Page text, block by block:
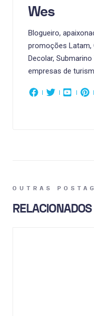
Wes
Blogueiro,
promoções Latam,
Decolar,
empresas de
OUTRAS
RELACIONADOS